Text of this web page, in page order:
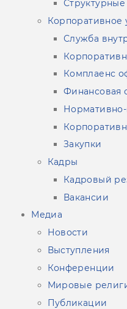
Корпоративное
Служба
Комплаенс
Финансовая
Закупки
Кадры
Кадровый
Вакансии
Медиа
Новости
Выступления
Конференции
Мировые
Публикации